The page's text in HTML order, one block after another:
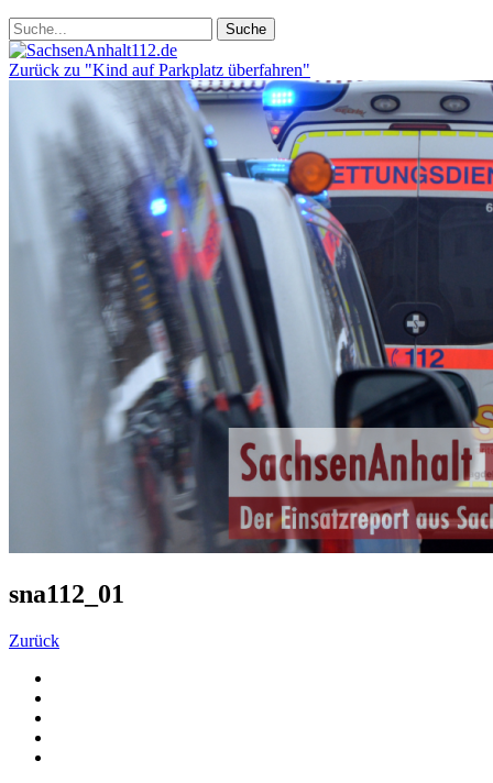
Zurück zu "Kind auf Parkplatz überfahren"
sna112_01
Zurück